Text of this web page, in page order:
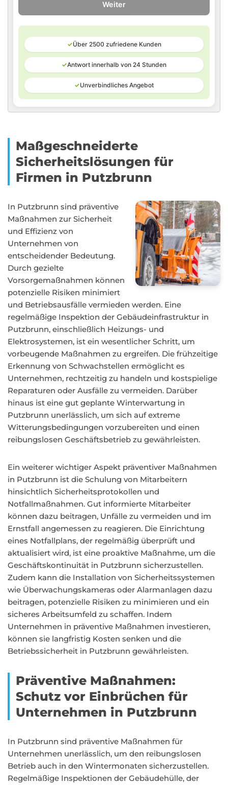
Weiter
✓Über 2500 zufriedene Kunden
✓Antwort innerhalb von 24 Stunden
✓Unverbindliches Angebot
Maßgeschneiderte
Sicherheitslösungen für
Firmen in Putzbrunn
In Putzbrunn sind präventive
Maßnahmen zur Sicherheit
und Effizienz von
Unternehmen von
entscheidender Bedeutung.
Durch gezielte
Vorsorgemaßnahmen können
potenzielle Risiken minimiert
und Betriebsausfälle vermieden werden. Eine
regelmäßige Inspektion der Gebäudeinfrastruktur in
Putzbrunn, einschließlich Heizungs- und
Elektrosystemen, ist ein wesentlicher Schritt, um
vorbeugende Maßnahmen zu ergreifen. Die frühzeitige
Erkennung von Schwachstellen ermöglicht es
Unternehmen, rechtzeitig zu handeln und kostspielige
Reparaturen oder Ausfälle zu vermeiden. Darüber
hinaus ist eine gut geplante Winterwartung in
Putzbrunn unerlässlich, um sich auf extreme
Witterungsbedingungen vorzubereiten und einen
reibungslosen Geschäftsbetrieb zu gewährleisten.
Ein weiterer wichtiger Aspekt präventiver Maßnahmen
in Putzbrunn ist die Schulung von Mitarbeitern
hinsichtlich Sicherheitsprotokollen und
Notfallmaßnahmen. Gut informierte Mitarbeiter
können dazu beitragen, Unfälle zu vermeiden und im
Ernstfall angemessen zu reagieren. Die Einrichtung
eines Notfallplans, der regelmäßig überprüft und
aktualisiert wird, ist eine proaktive Maßnahme, um die
Geschäftskontinuität in Putzbrunn sicherzustellen.
Zudem kann die Installation von Sicherheitssystemen
wie Überwachungskameras oder Alarmanlagen dazu
beitragen, potenzielle Risiken zu minimieren und ein
sicheres Arbeitsumfeld zu schaffen. Indem
Unternehmen in präventive Maßnahmen investieren,
können sie langfristig Kosten senken und die
Betriebssicherheit in Putzbrunn gewährleisten.
Präventive Maßnahmen:
Schutz vor Einbrüchen für
Unternehmen in Putzbrunn
In Putzbrunn sind präventive Maßnahmen für
Unternehmen unerlässlich, um den reibungslosen
Betrieb auch in den Wintermonaten sicherzustellen.
Regelmäßige Inspektionen der Gebäudehülle, der